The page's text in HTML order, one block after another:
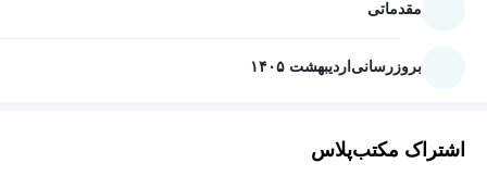
مقدماتی
بروزرسانی اردیبهشت ۱۴۰۵
اشتراک مکتب‌پلاس